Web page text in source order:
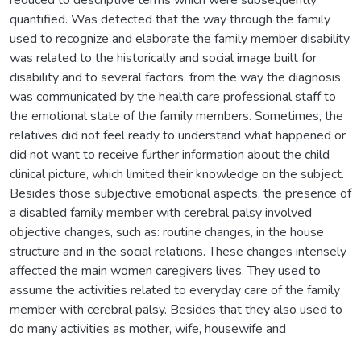
quantified. Was detected that the way through the family
used to recognize and elaborate the family member disability
was related to the historically and social image built for
disability and to several factors, from the way the diagnosis
was communicated by the health care professional staff to
the emotional state of the family members. Sometimes, the
relatives did not feel ready to understand what happened or
did not want to receive further information about the child
clinical picture, which limited their knowledge on the subject.
Besides those subjective emotional aspects, the presence of
a disabled family member with cerebral palsy involved
objective changes, such as: routine changes, in the house
structure and in the social relations. These changes intensely
affected the main women caregivers lives. They used to
assume the activities related to everyday care of the family
member with cerebral palsy. Besides that they also used to
do many activities as mother, wife, housewife and